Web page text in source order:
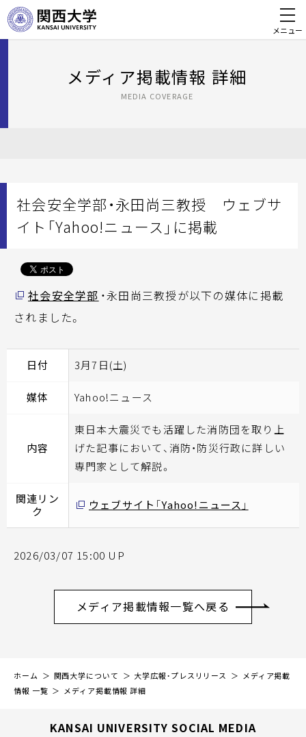
メニュー
メディア掲載情報 詳細
MEDIA COVERAGE
社会安全学部・永田尚三教授 ウェブサ
イト「Yahoo!ニュース」に掲載
社会安全学部 ・永田尚三教授が以下の媒体に掲載
されました。
日付 3月7日(土)
媒体 Yahoo!ニュース
内容
東日本大震災でも活躍した消防団を取り上
げた記事において、消防・防災行政に詳しい
専門家として解説。
関連リン
ク
ウェブサイト「Yahoo!ニュース」
2026/03/07 15:00 UP
メディア掲載情報一覧へ戻る
ホーム 関西大学について 大学広報・プレスリリース
メディア掲載
情報 一覧
メディア掲載情報 詳細
KANSAI UNIVERSITY SOCIAL MEDIA